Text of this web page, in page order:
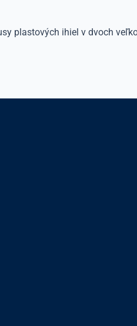
plastových ihiel v dvoch